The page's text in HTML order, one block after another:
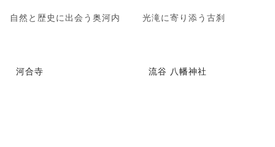
自然と歴史に出会う奥河内 光滝に寄り添う古刹
河合寺 流谷 八幡神社